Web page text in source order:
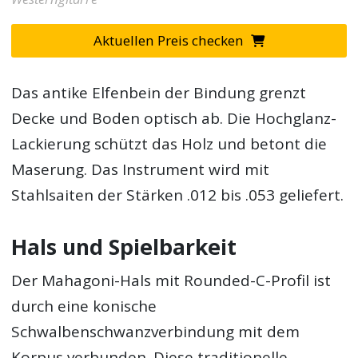
Aktuellen Preis checken
Das antike Elfenbein der Bindung grenzt
Decke und Boden optisch ab. Die Hochglanz-
Lackierung schützt das Holz und betont die
Maserung. Das Instrument wird mit
Stahlsaiten der Stärken .012 bis .053 geliefert.
Hals und Spielbarkeit
Der Mahagoni-Hals mit Rounded-C-Profil ist
durch eine konische
Schwalbenschwanzverbindung mit dem